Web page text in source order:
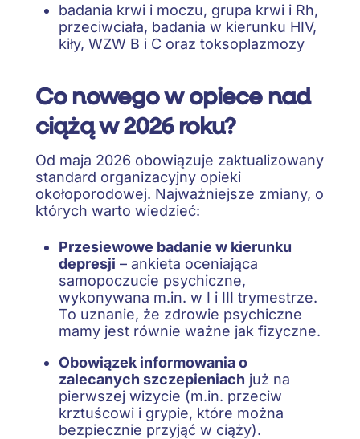
badania krwi i moczu, grupa krwi i Rh,
przeciwciała, badania w kierunku HIV,
kiły, WZW B i C oraz toksoplazmozy
Co nowego w opiece nad
ciążą w 2026 roku?
Od maja 2026 obowiązuje zaktualizowany
standard organizacyjny opieki
okołoporodowej. Najważniejsze zmiany, o
których warto wiedzieć:
Przesiewowe badanie w kierunku
depresji – ankieta oceniająca
samopoczucie psychiczne,
wykonywana m.in. w I i III trymestrze.
To uznanie, że zdrowie psychiczne
mamy jest równie ważne jak fizyczne.
Obowiązek informowania o
zalecanych szczepieniach już na
pierwszej wizycie (m.in. przeciw
krztuścowi i grypie, które można
bezpiecznie przyjąć w ciąży).